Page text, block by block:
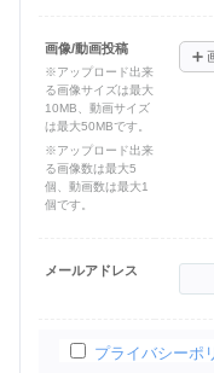
画像/動画投稿
※アップロード出来
る画像サイズは最大
10MB、動画サイズ
は最大50MBです。
※アップロード出来
る画像数は最大5
個、動画数は最大1
個です。
➕
メールアドレス
プライバシーポ